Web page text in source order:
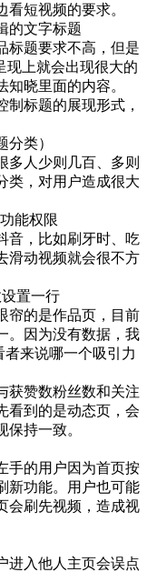
短视频的要求。
的文字标题
标题要求不高，但是
现上就会出现很大的
晓里面的内容。
制标题的展现形式，
类）
多人少则几百、多则
类，对用户造成很大
能权限
音，比如刷牙时、吃
滑动视频就会很不方
置一行
帘的是作品页，目前
。因为没有数据，我
者来说哪一个吸引力
获赞数粉丝数和关注
看到的是动态页，会
持一致。
手的用户因为首页按
新功能。用户也可能
会刷先视频，造成视
进入他人主页会误点